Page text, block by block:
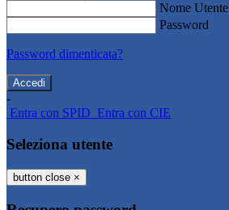
Nome Utente
Password
Password dimenticata?
-
Entra con SPID Entra con CIE
Seleziona utente
button close ×